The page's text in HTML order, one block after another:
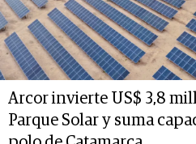
Arcor invierte US$ 3,8
Parque Solar y suma